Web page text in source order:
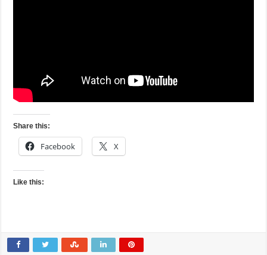
Share this:
Facebook X
Like this: